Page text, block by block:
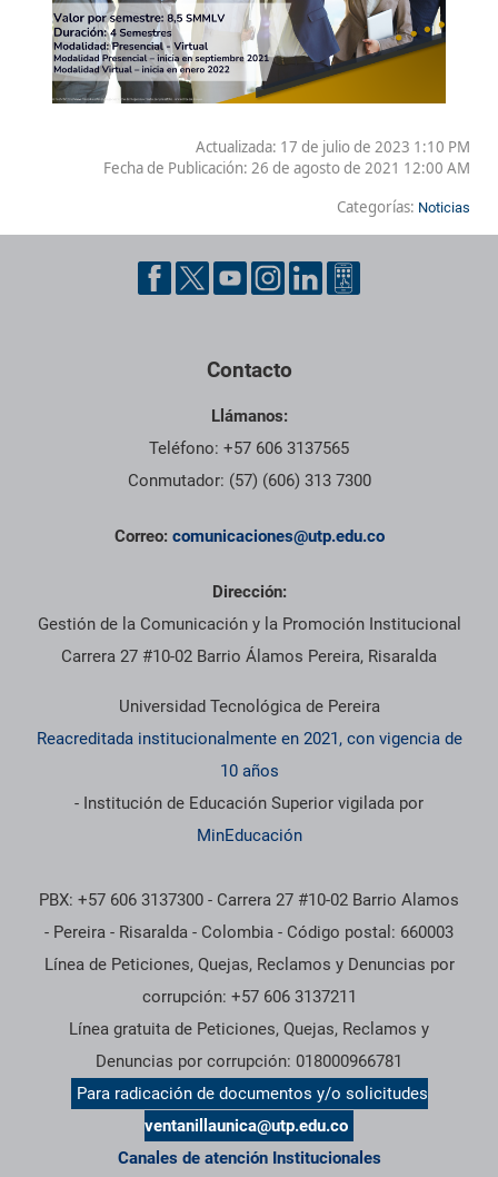
Actualizada: 17 de julio de 2023 1:10 PM
Fecha de Publicación: 26 de agosto de 2021 12:00 AM
Categorías: Noticias
Contacto
Llámanos:
Teléfono: +57 606 3137565
Conmutador: (57) (606) 313 7300
Correo: comunicaciones@utp.edu.co
Dirección:
Gestión de la Comunicación y la Promoción Institucional
Carrera 27 #10-02 Barrio Álamos Pereira, Risaralda
Universidad Tecnológica de Pereira
Reacreditada institucionalmente en 2021, con vigencia de
10 años
- Institución de Educación Superior vigilada por
MinEducación
PBX: +57 606 3137300 - Carrera 27 #10-02 Barrio Alamos
- Pereira - Risaralda - Colombia - Código postal: 660003
Línea de Peticiones, Quejas, Reclamos y Denuncias por
corrupción: +57 606 3137211
Línea gratuita de Peticiones, Quejas, Reclamos y
Denuncias por corrupción: 018000966781
Para radicación de documentos y/o solicitudes
ventanillaunica@utp.edu.co
Canales de atención Institucionales